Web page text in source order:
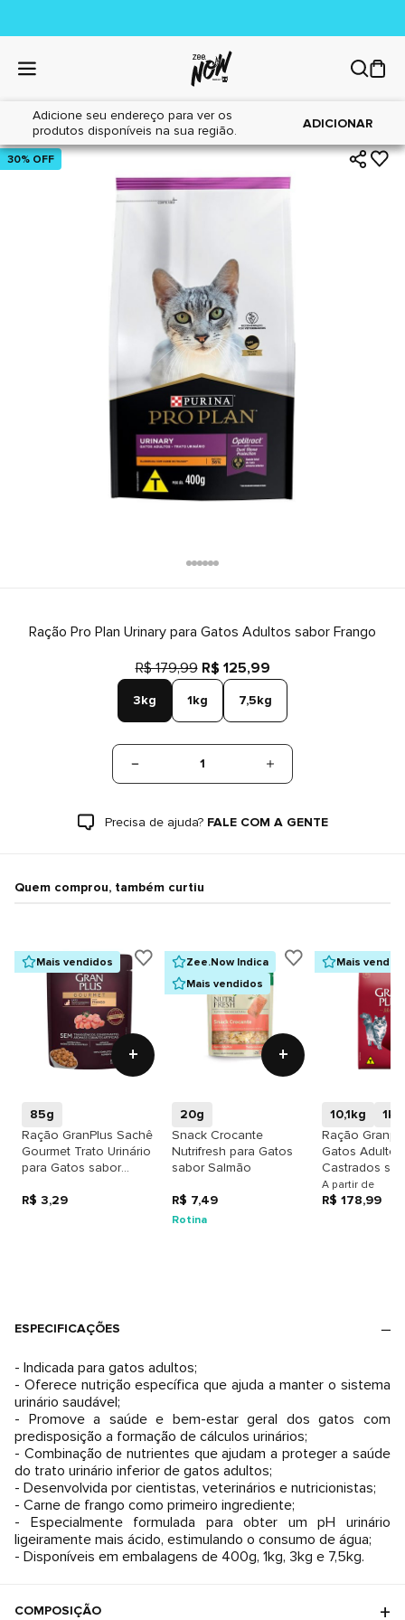
Adicione seu endereço para ver os
produtos disponíveis na sua região.
ADICIONAR
Home|Gatos|Alimentos
30% OFF
Ração Pro Plan Urinary para Gatos Adultos sabor Frango
R$ 179,99 R$ 125,99
3kg 1kg 7,5kg
1
Precisa de ajuda? FALE COM A GENTE
Quem comprou, também curtiu
Mais vendidos
+
85g
Ração GranPlus Sachê
Gourmet Trato Urinário
para Gatos sabor
R$ 3,29
Zee.Now Indica
Mais vendidos
+
20g
Snack Crocante
Nutrifresh para Gatos
sabor Salmão
R$ 7,49
Rotina
Mais
10,1kg
1kg
Ração
Gatos Adultos
Castrados
Frango &
A partir de
R$ 178,99
ESPECIFICAÇÕES
- Indicada para gatos adultos;
- Oferece nutrição específica que ajuda a manter o sistema
urinário saudável;
- Promove a saúde e bem-estar geral dos gatos com
predisposição a formação de cálculos urinários;
- Combinação de nutrientes que ajudam a proteger a saúde
do trato urinário inferior de gatos adultos;
- Desenvolvida por cientistas, veterinários e nutricionistas;
- Carne de frango como primeiro ingrediente;
- Especialmente formulada para obter um pH urinário
ligeiramente mais ácido, estimulando o consumo de água;
- Disponíveis em embalagens de 400g, 1kg, 3kg e 7,5kg.
COMPOSIÇÃO